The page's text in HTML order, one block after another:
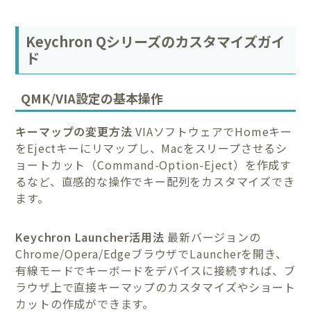
Keychron Qシリーズのカスタマイズガイ
ド
QMK/VIA設定の基本操作
キーマップの変更方法 VIAソフトウェアでHomeキー
をEjectキーにリマップし、Macをスリープさせるシ
ョートカット（Command-Option-Eject）を作成す
るなど、直感的な操作でキー配列をカスタマイズでき
ます。
Keychron Launcher活用法 最新バージョンの
Chrome/Opera/EdgeブラウザでLauncherを開き、
有線モードでキーボードをデバイスに接続すれば、ブ
ラウザ上で直接キーマップのカスタマイズやショート
カットの作成ができます。